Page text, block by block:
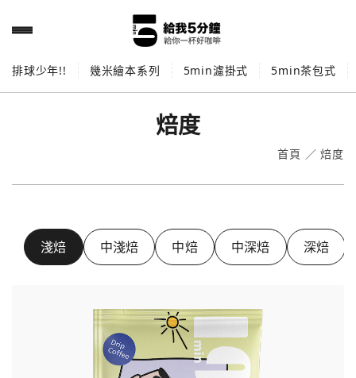
排球少年!! 幾米繪本系列 5min濾掛式 5min茶包式
焙度
首頁 ／焙度
淺焙 中淺焙 中焙 中深焙 深焙